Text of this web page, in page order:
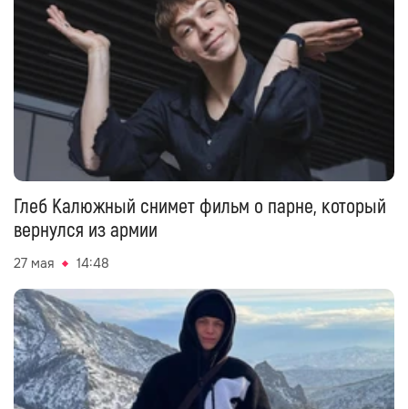
Глеб Калюжный снимет фильм о парне, который
вернулся из армии
27 мая 14:48